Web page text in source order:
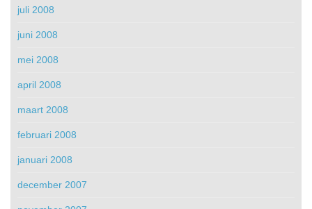
juli 2008
juni 2008
mei 2008
april 2008
maart 2008
februari 2008
januari 2008
december 2007